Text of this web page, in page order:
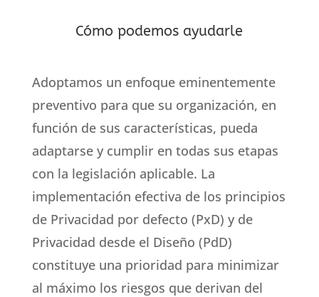
Cómo podemos ayudarle
Adoptamos un enfoque eminentemente
preventivo para que su organización, en
función de sus características, pueda
adaptarse y cumplir en todas sus etapas
con la legislación aplicable. La
implementación efectiva de los principios
de Privacidad por defecto (PxD) y de
Privacidad desde el Diseño (PdD)
constituye una prioridad para minimizar
al máximo los riesgos que derivan del